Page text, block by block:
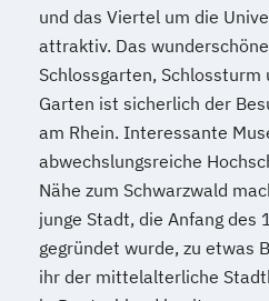
und das Viertel um die
attraktiv. Das
Schlossgarten, Schlossturm
Garten ist sicherlich der
am Rhein. Interessante
abwechslungsreiche
Nähe zum Schwarzwald
junge Stadt, die Anfang des
gegründet wurde, zu etwas
ihr der mittelalterliche